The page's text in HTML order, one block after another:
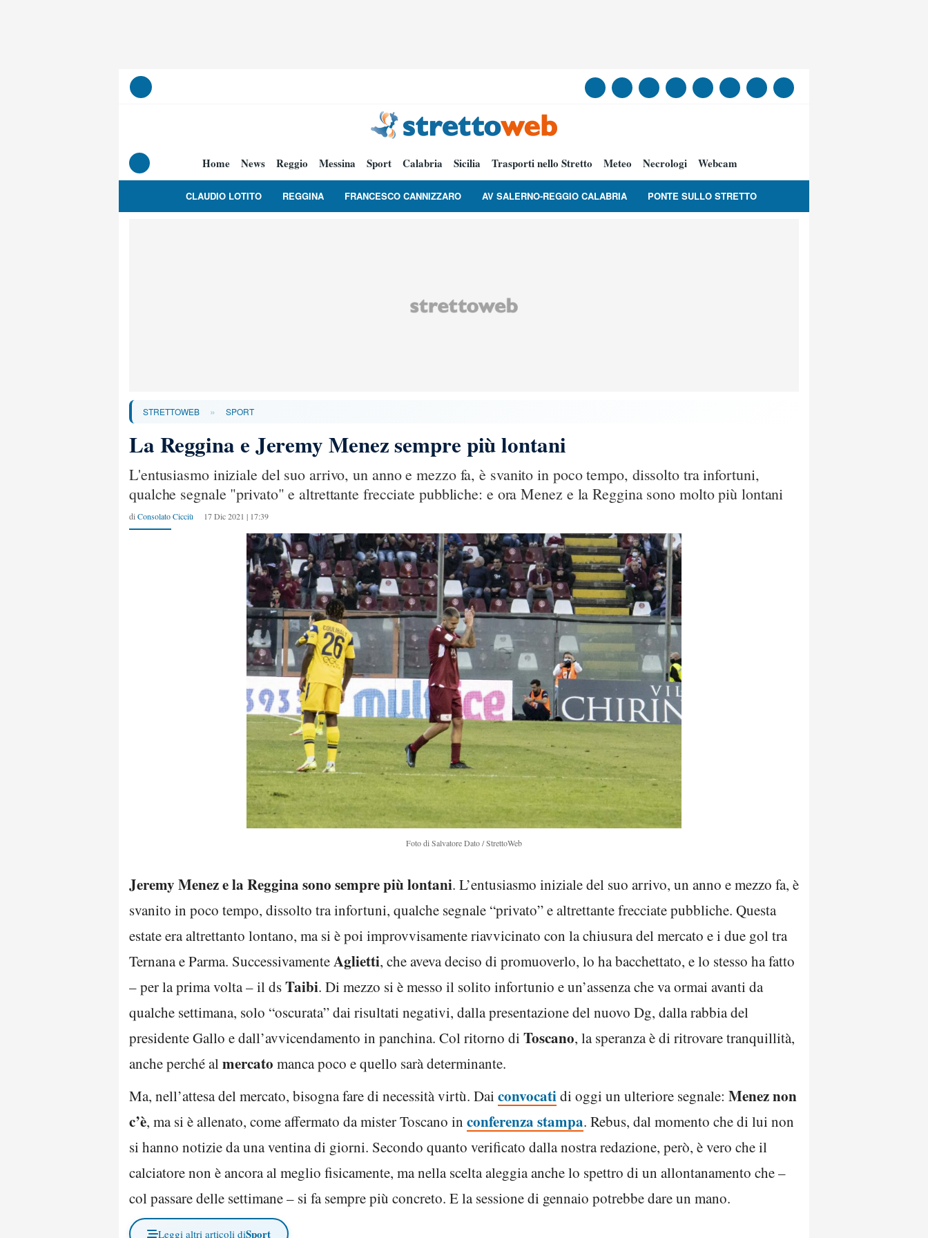
Home News Reggio Messina Sport Calabria Sicilia Trasporti nello Stretto Meteo Necrologi Webcam
CLAUDIO LOTITO REGGINA FRANCESCO CANNIZZARO AV SALERNO-REGGIO CALABRIA PONTE SULLO STRETTO
STRETTOWEB » SPORT
La Reggina e Jeremy Menez sempre più lontani
L'entusiasmo iniziale del suo arrivo, un anno e mezzo fa, è svanito in poco tempo, dissolto tra infortuni,
qualche segnale "privato" e altrettante frecciate pubbliche: e ora Menez e la Reggina sono molto più lontani
di Consolato Cicciù 17 Dic 2021 | 17:39
Foto di Salvatore Dato / StrettoWeb
Jeremy Menez e la Reggina sono sempre più lontani. L’entusiasmo iniziale del suo arrivo, un anno e mezzo fa, è
svanito in poco tempo, dissolto tra infortuni, qualche segnale “privato” e altrettante frecciate pubbliche. Questa
estate era altrettanto lontano, ma si è poi improvvisamente riavvicinato con la chiusura del mercato e i due gol tra
Ternana e Parma. SuccessivamenteAglietti, che aveva deciso di promuoverlo, lo ha bacchettato, e lo stesso ha fatto
– per la prima volta – il dsTaibi. Di mezzo si è messo il solito infortunio e un’assenza che va ormai avanti da
qualche settimana, solo “oscurata” dai risultati negativi, dalla presentazione del nuovo Dg, dalla rabbia del
presidente Gallo e dall’avvicendamento in panchina. Col ritorno di Toscano, la speranza è di ritrovare tranquillità,
anche perché almercato manca poco e quello sarà determinante.
Ma, nell’attesa del mercato, bisogna fare di necessità virtù. Dai convocatidi oggi un ulteriore segnale: Menez non
c’è, ma si è allenato, come affermato da mister Toscano in conferenza stampa. Rebus, dal momento che di lui non
si hanno notizie da una ventina di giorni. Secondo quanto verificato dalla nostra redazione, però, è vero che il
calciatore non è ancora al meglio fisicamente, ma nella scelta aleggia anche lo spettro di un allontanamento che –
col passare delle settimane – si fa sempre più concreto. E la sessione di gennaio potrebbe dare un mano.
Leggi altri articoli diSport